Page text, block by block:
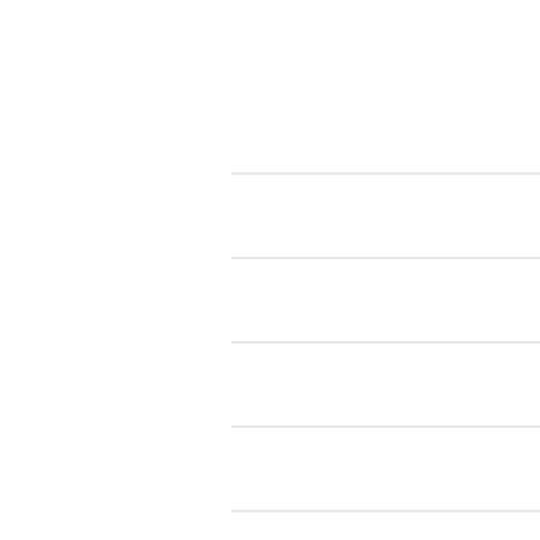
أيضًا. للحصول على إرشادات تنظيف
آلة الحلاقة مرة أخرى.